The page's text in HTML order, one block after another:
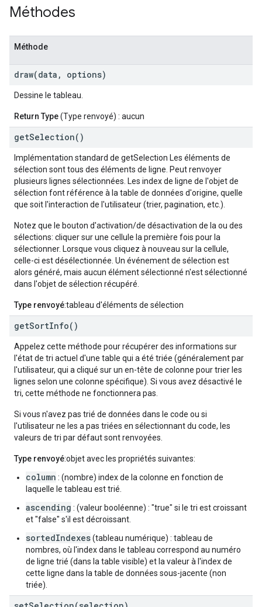
Méthodes
Méthode
draw(data , options)
Dessine le tableau.
Return Type(Type renvoyé) : aucun
getSelection( )
Implémentation standard de getSelection Les éléments de
sélection sont tous des éléments de ligne. Peut renvoyer
plusieurs lignes sélectionnées. Les index de ligne de l'objet de
sélection font référence à la table de données d'origine, quelle
que soit l'interaction de l'utilisateur (trier, pagination, etc.).
Notez que le bouton d'activation/de désactivation de la ou des
sélections: cliquer sur une cellule la première fois pour la
sélectionner. Lorsque vous cliquez à nouveau sur la cellule,
celle-ci est désélectionnée. Un événement de sélection est
alors généré, mais aucun élément sélectionné n'est sélectionné
dans l'objet de sélection récupéré.
Type renvoyé:tableau d'éléments de sélection
getSortInfo( )
Appelez cette méthode pour récupérer des informations sur
l'état de tri actuel d'une table qui a été triée (généralement par
l'utilisateur, qui a cliqué sur un en-tête de colonne pour trier les
lignes selon une colonne spécifique). Si vous avez désactivé le
tri, cette méthode ne fonctionnera pas.
Si vous n'avez pas trié de données dans le code ou si
l'utilisateur ne les a pas triées en sélectionnant du code, les
valeurs de tri par défaut sont renvoyées.
Type renvoyé:objet avec les propriétés suivantes:
column : (nombre) index de la colonne en fonction de
laquelle le tableau est trié.
ascending : (valeur booléenne) : "true" si le tri est croissant
et "false" s'il est décroissant.
sortedIndexes(tableau numérique) : tableau de
nombres, où l'index dans le tableau correspond au numéro
de ligne trié (dans la table visible) et la valeur à l'index de
cette ligne dans la table de données sous-jacente (non
triée).